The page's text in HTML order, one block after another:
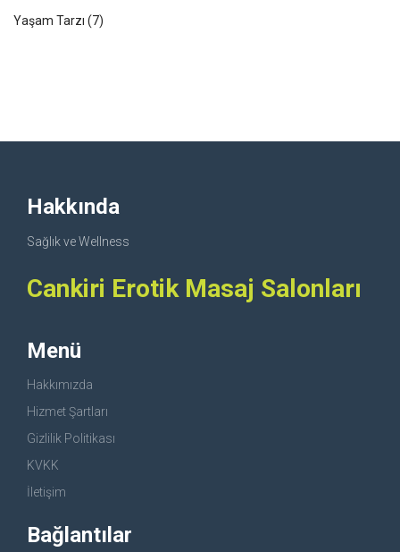
Yaşam Tarzı (7)
Hakkında
Sağlık ve Wellness
Cankiri Erotik Masaj Salonları
Menü
Hakkımızda
Hizmet Şartları
Gizlilik Politikası
KVKK
İletişim
Bağlantılar